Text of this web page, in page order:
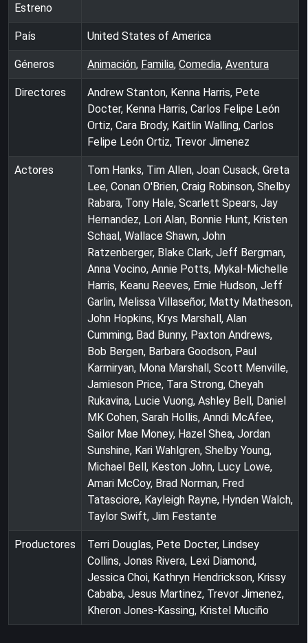
Estreno
País United States of America
Géneros Animación, Familia, Comedia, Aventura
Directores
Andrew Stanton, Kenna Harris, Pete
Docter, Kenna Harris, Carlos Felipe León
Ortiz, Cara Brody, Kaitlin Walling, Carlos
Felipe León Ortiz, Trevor Jimenez
Actores
Tom Hanks, Tim Allen, Joan Cusack, Greta
Lee, Conan O'Brien, Craig Robinson, Shelby
Rabara, Tony Hale, Scarlett Spears, Jay
Hernandez, Lori Alan, Bonnie Hunt, Kristen
Schaal, Wallace Shawn, John
Ratzenberger, Blake Clark, Jeff Bergman,
Anna Vocino, Annie Potts, Mykal-Michelle
Harris, Keanu Reeves, Ernie Hudson, Jeff
Garlin, Melissa Villaseñor, Matty Matheson,
John Hopkins, Krys Marshall, Alan
Cumming, Bad Bunny, Paxton Andrews,
Bob Bergen, Barbara Goodson, Paul
Karmiryan, Mona Marshall, Scott Menville,
Jamieson Price, Tara Strong, Cheyah
Rukavina, Lucie Vuong, Ashley Bell, Daniel
MK Cohen, Sarah Hollis, Anndi McAfee,
Sailor Mae Money, Hazel Shea, Jordan
Sunshine, Kari Wahlgren, Shelby Young,
Michael Bell, Keston John, Lucy Lowe,
Amari McCoy, Brad Norman, Fred
Tatasciore, Kayleigh Rayne, Hynden Walch,
Taylor Swift, Jim Festante
Productores
Terri Douglas, Pete Docter, Lindsey
Collins, Jonas Rivera, Lexi Diamond,
Jessica Choi, Kathryn Hendrickson, Krissy
Cababa, Jesus Martinez, Trevor Jimenez,
Kheron Jones-Kassing, Kristel Muciño